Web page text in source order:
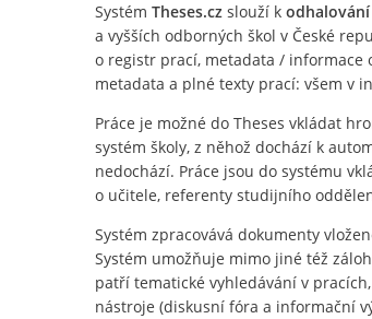
Systém Theses.cz slouží k
a vyšších odborných škol v České
o registr prací, metadata / informace
metadata a plné texty prací: všem v
Práce je možné do Theses vkládat
systém školy, z něhož dochází k
nedochází. Práce jsou do systému
o učitele, referenty studijního
Systém zpracovává dokumenty
Systém umožňuje mimo jiné též
patří tematické vyhledávání v
nástroje (diskusní fóra a informační